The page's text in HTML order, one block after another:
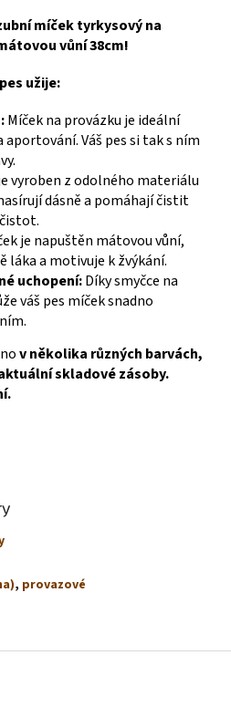
míček tyrkysový na
vůní 38cm!
užije:
Míček na provázku je ideální
Váš pes si tak s ním
vyroben z odolného materiálu
dásně a pomáhají čistit
je napuštěn mátovou vůní,
láka a motivuje k žvýkání.
uchopení:Díky smyčce na
váš pes míček snadno
v několika různých barvách,
skladové zásoby.
, provazové